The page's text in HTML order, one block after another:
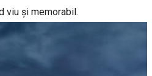
viu și memorabil.